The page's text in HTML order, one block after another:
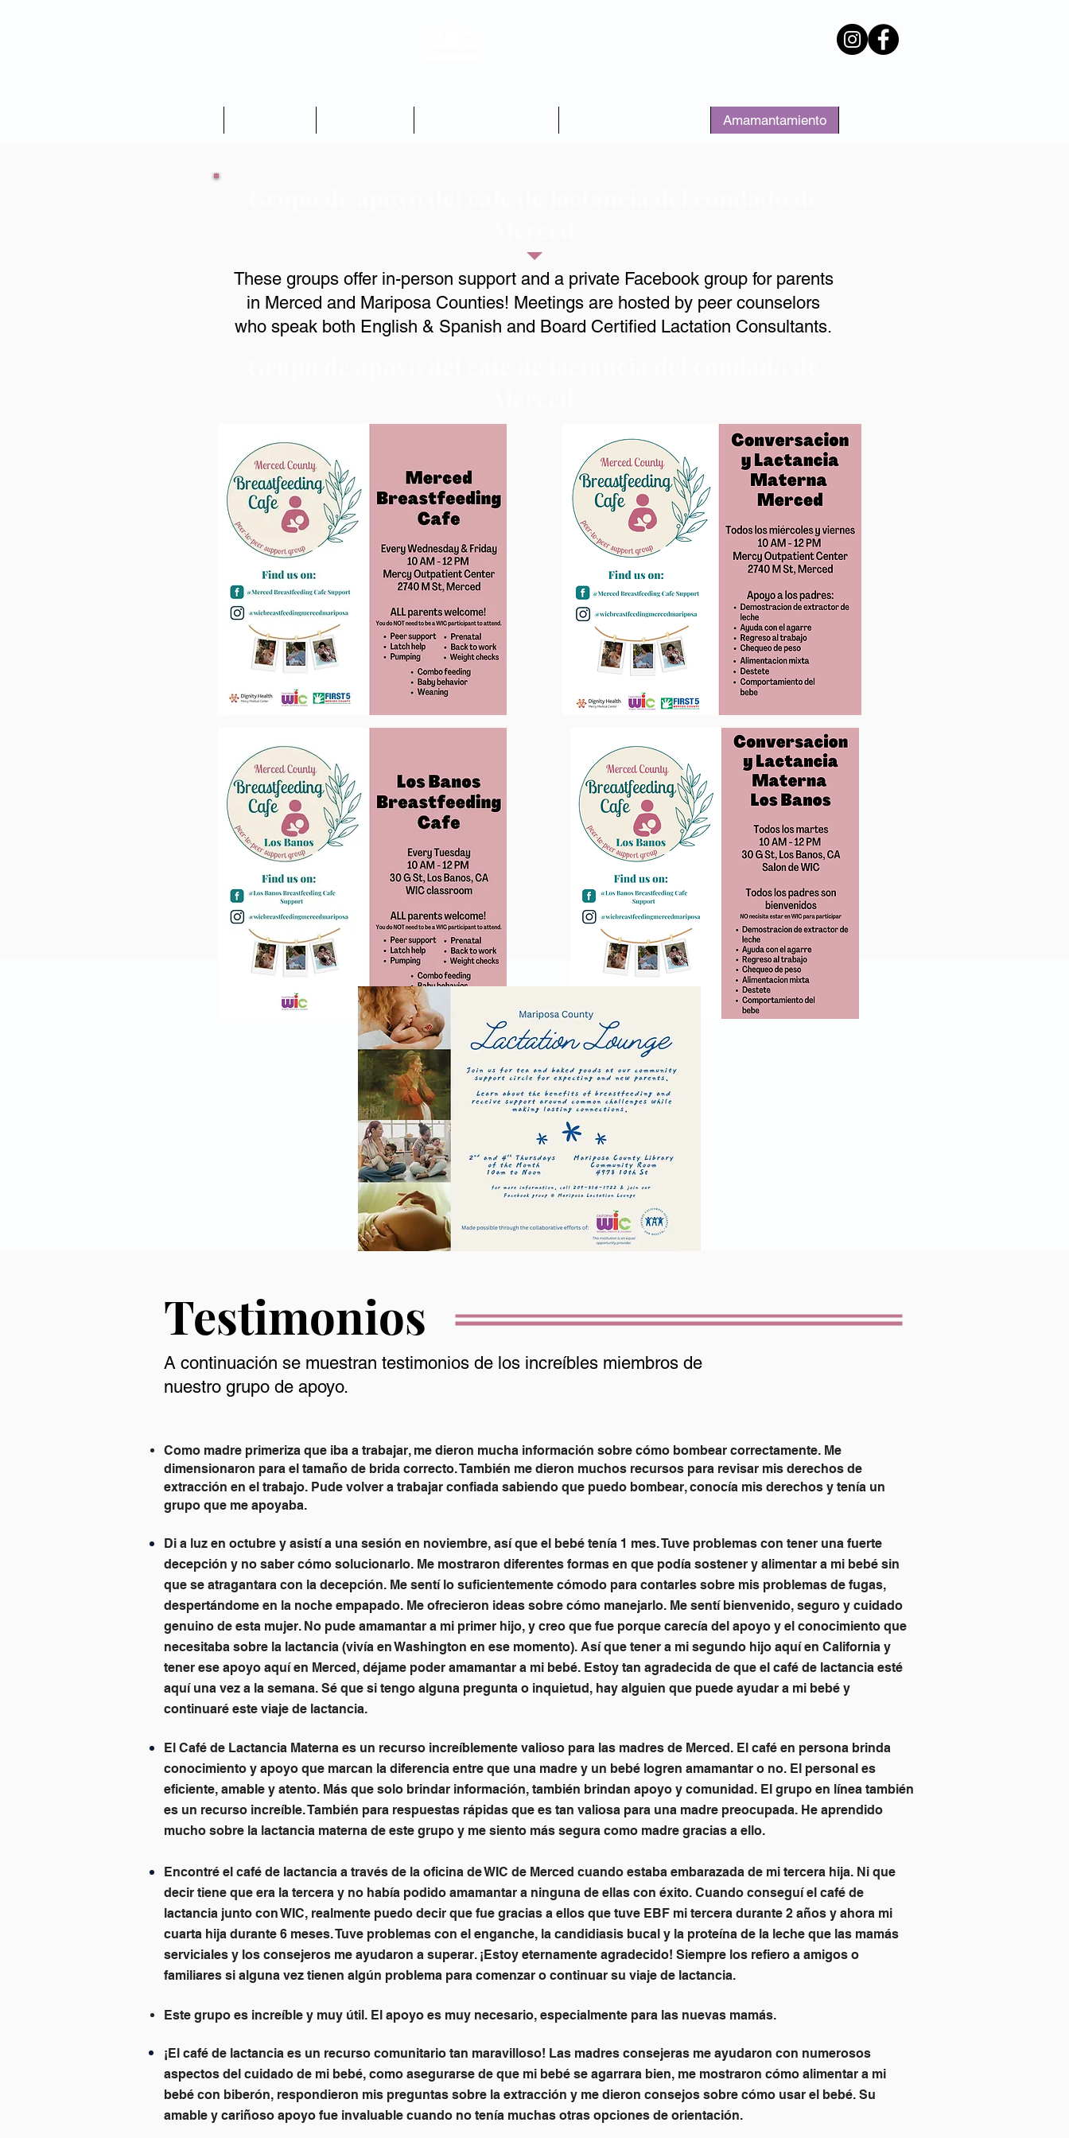
Amamantamiento
These groups offer in-person support and a private Facebook group for parents
in Merced and Mariposa Counties! Meetings are hosted by peer counselors
who speak both English & Spanish and Board Certified Lactation Consultants.
Testimonios
A continuación se muestran testimonios de los increíbles miembros de
nuestro grupo de apoyo.
Como madre primeriza que iba a trabajar, me dieron mucha información sobre cómo bombear correctamente. Me
dimensionaron para el tamaño de brida correcto. También me dieron muchos recursos para revisar mis derechos de
extracción en el trabajo. Pude volver a trabajar confiada sabiendo que puedo bombear, conocía mis derechos y tenía un
grupo que me apoyaba.
Di a luz en octubre y asistí a una sesión en noviembre, así que el bebé tenía 1 mes. Tuve problemas con tener una fuerte
decepción y no saber cómo solucionarlo. Me mostraron diferentes formas en que podía sostener y alimentar a mi bebé sin
que se atragantara con la decepción. Me sentí lo suficientemente cómodo para contarles sobre mis problemas de fugas,
despertándome en la noche empapado. Me ofrecieron ideas sobre cómo manejarlo. Me sentí bienvenido, seguro y cuidado
genuino de esta mujer. No pude amamantar a mi primer hijo, y creo que fue porque carecía del apoyo y el conocimiento que
necesitaba sobre la lactancia (vivía en Washington en ese momento). Así que tener a mi segundo hijo aquí en California y
tener ese apoyo aquí en Merced, déjame poder amamantar a mi bebé. Estoy tan agradecida de que el café de lactancia esté
aquí una vez a la semana. Sé que si tengo alguna pregunta o inquietud, hay alguien que puede ayudar a mi bebé y
continuaré este viaje de lactancia.
El Café de Lactancia Materna es un recurso increíblemente valioso para las madres de Merced. El café en persona brinda
conocimiento y apoyo que marcan la diferencia entre que una madre y un bebé logren amamantar o no. El personal es
eficiente, amable y atento. Más que solo brindar información, también brindan apoyo y comunidad. El grupo en línea también
es un recurso increíble. También para respuestas rápidas que es tan valiosa para una madre preocupada. He aprendido
mucho sobre la lactancia materna de este grupo y me siento más segura como madre gracias a ello.
Encontré el café de lactancia a través de la oficina de WIC de Merced cuando estaba embarazada de mi tercera hija. Ni que
decir tiene que era la tercera y no había podido amamantar a ninguna de ellas con éxito. Cuando conseguí el café de
lactancia junto con WIC, realmente puedo decir que fue gracias a ellos que tuve EBF mi tercera durante 2 años y ahora mi
cuarta hija durante 6 meses. Tuve problemas con el enganche, la candidiasis bucal y la proteína de la leche que las mamás
serviciales y los consejeros me ayudaron a superar. ¡Estoy eternamente agradecido! Siempre los refiero a amigos o
familiares si alguna vez tienen algún problema para comenzar o continuar su viaje de lactancia.
Este grupo es increíble y muy útil. El apoyo es muy necesario, especialmente para las nuevas mamás.
¡El café de lactancia es un recurso comunitario tan maravilloso! Las madres consejeras me ayudaron con numerosos
aspectos del cuidado de mi bebé, como asegurarse de que mi bebé se agarrara bien, me mostraron cómo alimentar a mi
bebé con biberón, respondieron mis preguntas sobre la extracción y me dieron consejos sobre cómo usar el bebé. Su
amable y cariñoso apoyo fue invaluable cuando no tenía muchas otras opciones de orientación.